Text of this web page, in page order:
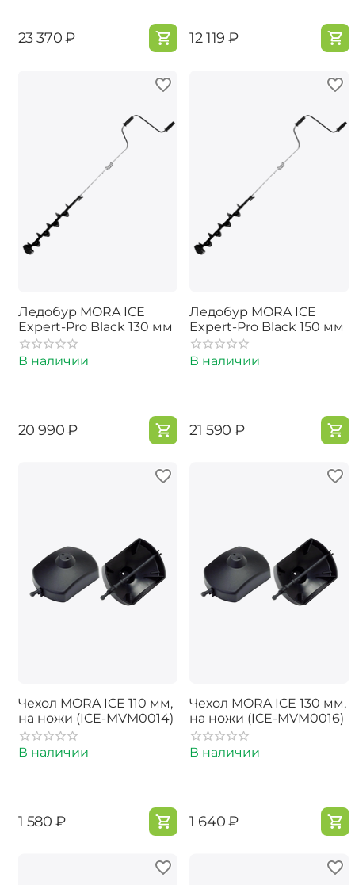
‍23 370‍₽ ‍12 119‍ ₽
Ледобур MORA ICE
Expert-Pro Black 130 мм
В наличии
‍20 990‍₽
Ледобур MORA ICE
Expert-Pro Black 150 мм
В наличии
‍21 590‍ ₽
Чехол MORA ICE 110 мм,
на ножи (ICE-MVM0014)
В наличии
‍1 580‍ ₽
Чехол MORA ICE 130 мм,
на ножи (ICE-MVM0016)
В наличии
‍1 640‍₽